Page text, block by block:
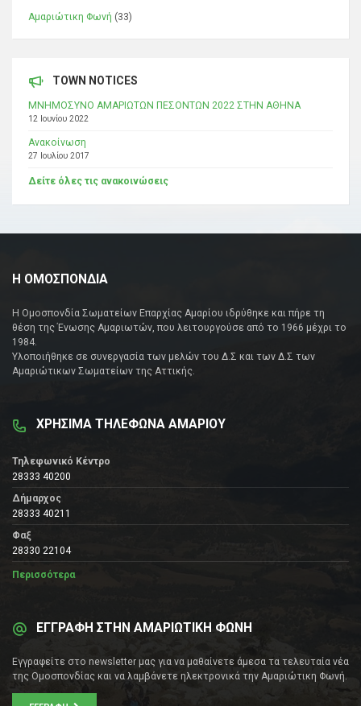
Αμαριώτικη Φωνή (33)
TOWN NOTICES
ΜΝΗΜΟΣΥΝΟ ΑΜΑΡΙΩΤΩΝ ΠΕΣΟΝΤΩΝ 2022 ΣΤΗΝ ΑΘΗΝΑ
12 Ιουνίου 2022
Ανακοίνωση
27 Ιουλίου 2017
Δείτε όλες τις ανακοινώσεις
Η ΟΜΟΣΠΟΝΔΙΑ
Η Ομοσπονδία Σωματείων Επαρχίας Αμαρίου ιδρύθηκε και πήρε τη
θέση της Ένωσης Αμαριωτών, που λειτουργούσε από το 1966 μέχρι το
1984.
Υλοποιήθηκε σε συνεργασία των μελών του Δ.Σ και των Δ.Σ των
Αμαριώτικων Σωματείων της Αττικής.
ΧΡΗΣΙΜΑ ΤΗΛΕΦΩΝΑ ΑΜΑΡΙΟΥ
Τηλεφωνικό Κέντρο
28333 40200
Δήμαρχος
28333 40211
Φαξ
28330 22104
Περισσότερα
ΕΓΓΡΑΦΗ ΣΤΗΝ ΑΜΑΡΙΩΤΙΚΗ ΦΩΝΗ
Εγγραφείτε στο newsletter μας για να μαθαίνετε άμεσα τα τελευταία νέα
της Ομοσπονδίας και να λαμβάνετε ηλεκτρονικά την Αμαριώτικη Φωνή.